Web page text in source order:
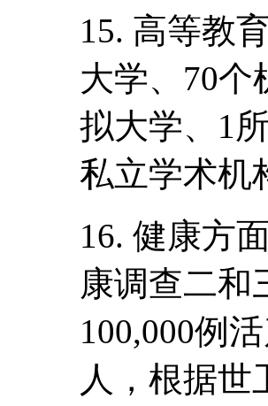
15. 高等教
大学、70个
拟大学、1
私立学术机
16. 健康方
康调查二和
100,000例
人，根据世